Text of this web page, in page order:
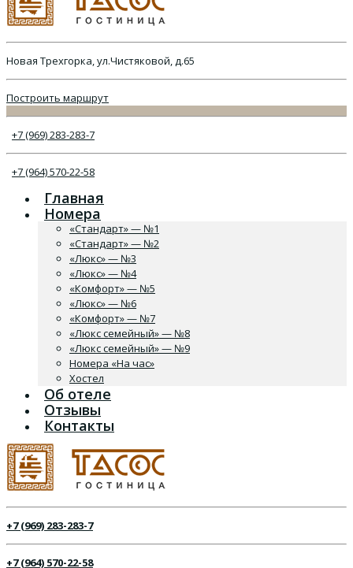
Новая Трехгорка, ул.Чистяковой, д.65
Построить маршрут
+7 (969) 283-283-7
+7 (964) 570-22-58
Главная
Номера
«Стандарт» — №1
«Стандарт» — №2
«Люкс» — №3
«Люкс» — №4
«Комфорт» — №5
«Люкс» — №6
«Комфорт» — №7
«Люкс семейный» — №8
«Люкс семейный» — №9
Номера «На час»
Хостел
Об отеле
Отзывы
Контакты
+7 (969) 283-283-7
+7 (964) 570-22-58